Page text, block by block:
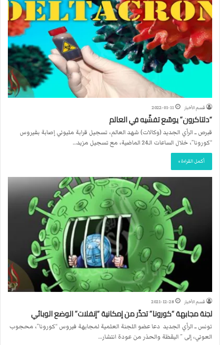
قسم الأخبار 2022-01-11
“دلتاكرون” يوسّع تفشّيه في العالم
قبرص ــ الرأي الجديد (وكالات) شهد العالم، تسجيل قرابة مليوني إصابة بفيروس
“كورونا”، خلال الساعات الـ24 الماضية، مع تسجيل مزيد…
أكمل القراءة »
قسم الأخبار 2021-12-28
لجنة مجابهة “كورونا” تحذّر من إمكانية “إنفلات” الوضع الوبائي
تونس ــ الرأي الجديد دعا عضو اللجنة العلمية لمجابهة فيروس “كورونا”، محجوب
العوني، إلى ” اليقظة والحذر من عودة انتشار…